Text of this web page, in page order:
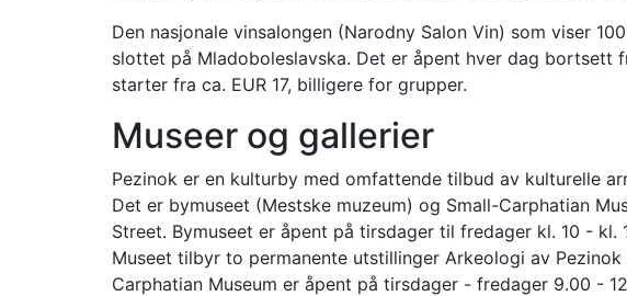
Den nasjonale vinsalongen (Narodny Salon Vin) som viser
slottet på Mladoboleslavska. Det er åpent hver dag bortsett
starter fra ca. EUR 17, billigere for grupper.
Museer og gallerier
Pezinok er en kulturby med omfattende tilbud av kulturelle
Det er bymuseet (Mestske muzeum) og Small-Carphatian
Street. Bymuseet er åpent på tirsdager til fredager kl. 10 -
Museet tilbyr to permanente utstillinger Arkeologi av
Carphatian Museum er åpent på tirsdager - fredager 9.00 -